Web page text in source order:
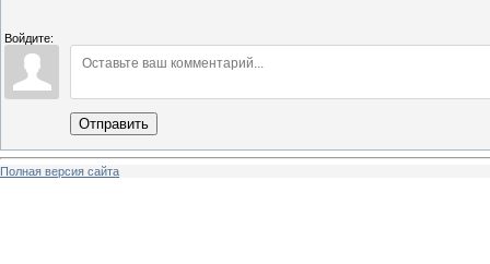
Войдите:
Отправить
Полная версия сайта